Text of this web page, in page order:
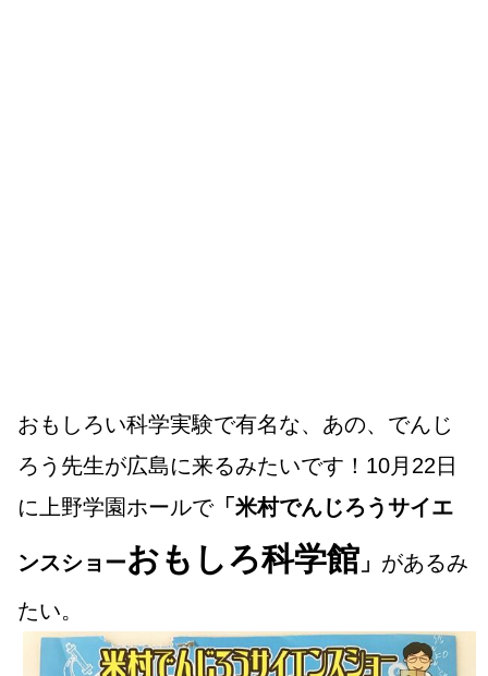
おもしろい科学実験で有名な、あの、でんじ
ろう先生が広島に来るみたいです！10月22日
に上野学園ホールで「米村でんじろうサイエ
ンスショーおもしろ科学館 」 があるみ
たい。